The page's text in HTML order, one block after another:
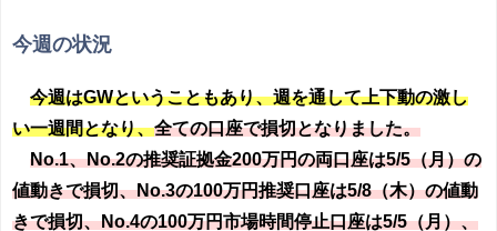
今週の状況
今週はGWということもあり、週を通して上下動の激し
い一週間となり、全ての口座で損切となりました。
No.1、No.2の推奨証拠金200万円の両口座は5/5（月）の
値動きで損切、No.3の100万円推奨口座は5/8（木）の値動
きで損切、No.4の100万円市場時間停止口座は5/5（月）、